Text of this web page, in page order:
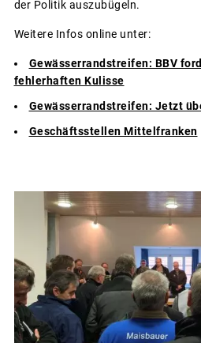
der Politik auszubügeln.
Weitere Infos online unter:
Gewässerrandstreifen: BBV
fehlerhaften Kulisse
Gewässerrandstreifen: Jetzt
Geschäftsstellen Mittelfranken